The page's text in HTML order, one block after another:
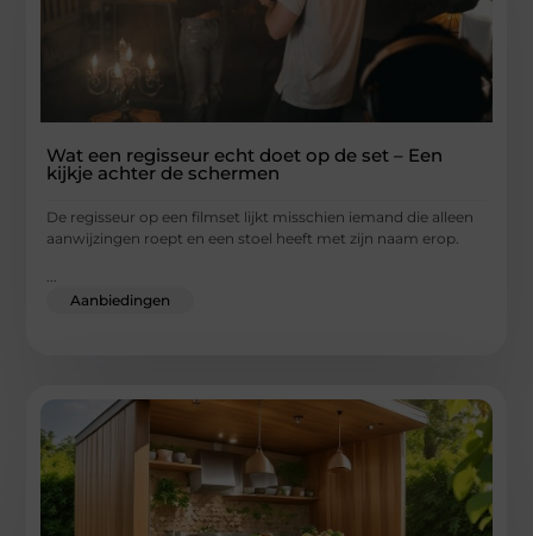
Wat een regisseur echt doet op de set – Een
kijkje achter de schermen
De regisseur op een filmset lijkt misschien iemand die alleen
aanwijzingen roept en een stoel heeft met zijn naam erop.
...
Aanbiedingen